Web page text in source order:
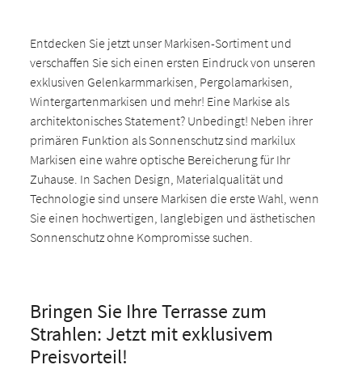
Entdecken Sie jetzt unser Markisen-Sortiment und
verschaffen Sie sich einen ersten Eindruck von unseren
exklusiven Gelenkarmmarkisen, Pergolamarkisen,
Wintergartenmarkisen und mehr! Eine Markise als
architektonisches Statement? Unbedingt! Neben ihrer
primären Funktion als Sonnenschutz sind markilux
Markisen eine wahre optische Bereicherung für Ihr
Zuhause. In Sachen Design, Materialqualität und
Technologie sind unsere Markisen die erste Wahl, wenn
Sie einen hochwertigen, langlebigen und ästhetischen
Sonnenschutz ohne Kompromisse suchen.
Bringen Sie Ihre Terrasse zum
Strahlen: Jetzt mit exklusivem
Preisvorteil!